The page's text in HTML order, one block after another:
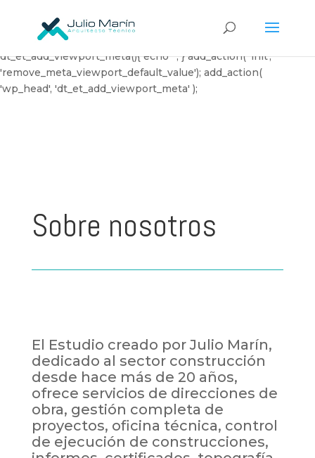
function remove_meta_viewport_default_value() {
remove_action('wp_head', 'et_add_viewport_meta'); } function
dt_et_add_viewport_meta(){ echo ''; } add_action( 'init',
'remove_meta_viewport_default_value'); add_action(
'wp_head', 'dt_et_add_viewport_meta' );
Sobre nosotros
El Estudio creado por Julio Marín,
dedicado al sector construcción
desde hace más de 20 años,
ofrece servicios de direcciones de
obra, gestión completa de
proyectos, oficina técnica, control
de ejecución de construcciones,